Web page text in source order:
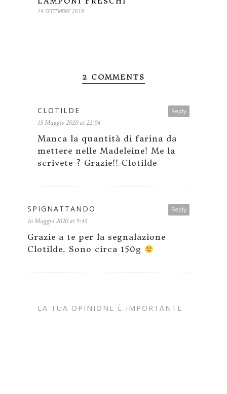
19 SETTEMBRE 2018
2 COMMENTS
Reply
CLOTILDE
15 Maggio 2020 at 22:04
Manca la quantità di farina da
mettere nelle Madeleine! Me la
scrivete ? Grazie!! Clotilde
Reply
SPIGNATTANDO
16 Maggio 2020 at 9:45
Grazie a te per la segnalazione
Clotilde. Sono circa 150g
LA TUA OPINIONE È IMPORTANTE